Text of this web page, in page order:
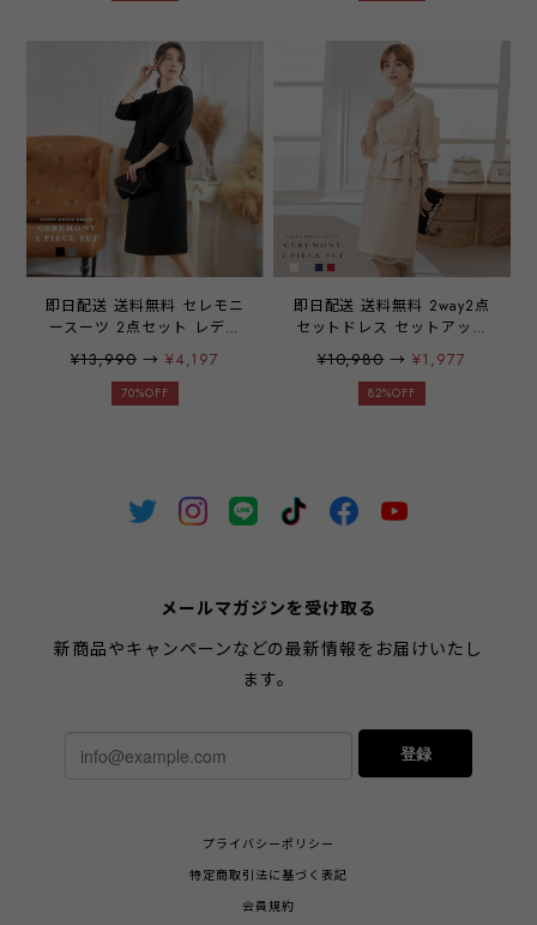
ウトレット】
ティードレス
emile0181【アウトレット】
即日配送 送料無料 セレモニ
ースーツ 2点セット レディ
ースフォーマル フォーマル
ワンピース フォーマルスー
ツ ジャケット セットアップ
グレー ブラック S M L LL
3L XL XXL 大きいサイズ
¥13,990→ ¥4,197
70%OFF
即日配送 送料無料 2way2点
セットドレス セットアップ
上下セット パーティードレ
ス ドレス ワンピース ミデ
ィアムドレス フレアレース
きいサイズ お呼ばれ
emile0079 yymuu【訳あ
¥10,980→¥1,977
82%OFF
メールマガジンを受け取る
新商品やキャンペーンなどの最新情報をお届けいたし
ます。
登録
プライバシーポリシー
特定商取引法に基づく表記
会員規約